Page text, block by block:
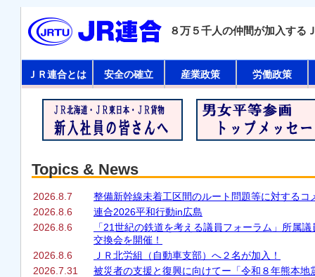
８万５千人の仲間が加入する
ＪＲ連合とは 安全の確立 産業政策 労働政策
Topics & News
2026.8.7
整備新幹線未着工区間のルート問題等に対するコ
2026.8.6
連合2026平和行動in広島
2026.8.6
「21世紀の鉄道を考える議員フォーラム」所属
交換会を開催！
2026.8.6
ＪＲ北労組（自動車支部）へ２名が加入！
2026.7.31
被災者の支援と復興に向けてー「令和８年熊本地